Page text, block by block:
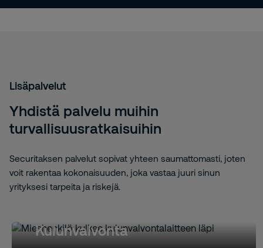
Lisäpalvelut
Yhdistä palvelu muihin
turvallisuusratkaisuihin
Securitaksen palvelut sopivat yhteen saumattomasti, joten
voit rakentaa kokonaisuuden, joka vastaa juuri sinun
yrityksesi tarpeita ja riskejä.
Kulunvalvonta